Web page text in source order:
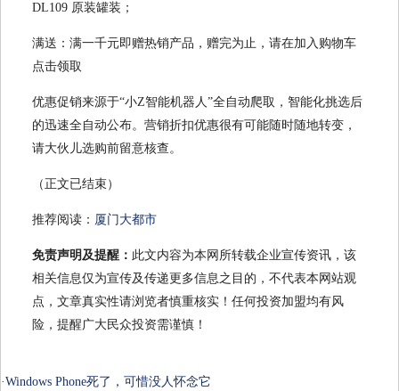
DL109 原装罐装；
满送：满一千元即赠热销产品，赠完为止，请在加入购物车
点击领取
优惠促销来源于“小Z智能机器人”全自动爬取，智能化挑选后
的迅速全自动公布。营销折扣优惠很有可能随时随地转变，
请大伙儿选购前留意核查。
（正文已结束）
推荐阅读： 厦门大都市
免责声明及提醒： 此文内容为本网所转载企业宣传资讯，该
相关信息仅为宣传及传递更多信息之目的，不代表本网站观
点，文章真实性请浏览者慎重核实！任何投资加盟均有风
险，提醒广大民众投资需谨慎！
·Windows Phone死了，可惜没人怀念它